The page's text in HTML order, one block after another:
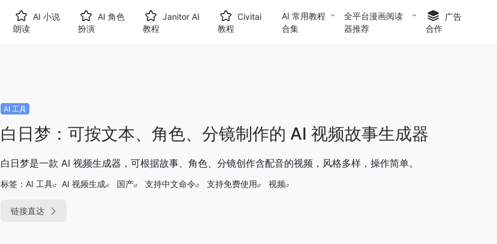
AI 小说
朗读
AI 角色
扮演
Janitor AI
教程
Civitai
教程
AI 常用教程
合集
全平台漫画阅读
器推荐
广告
合作
AI 工具
白日梦：可按文本、角色、分镜制作的 AI 视频故事生成器
白日梦是一款 AI 视频生成器，可根据故事、角色、分镜创作含配音的视频，风格多样，操作简单。
标签： AI 工具 AI 视频生成 国产 支持中文命令 支持免费使用 视频
链接直达